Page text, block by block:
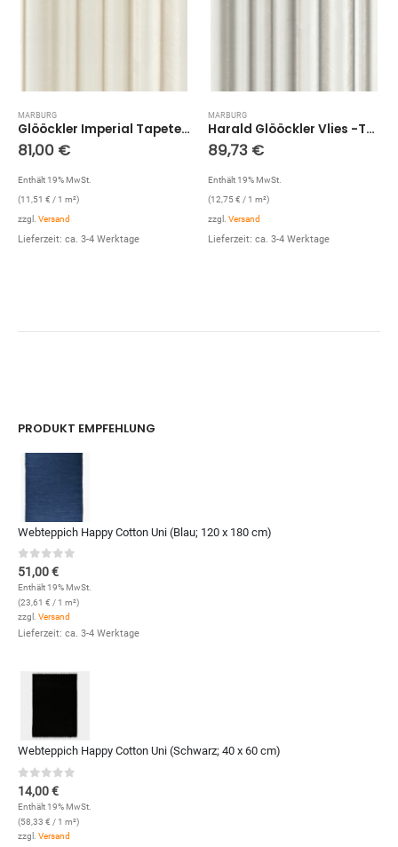
MARBURG
Glööckler Imperial Tapete 52529 – Moiré Vorhang (Perle)
81,00 €
Enthält 19% MwSt.
(11,51 € / 1 m²)
zzgl. Versand
Lieferzeit: ca. 3-4 Werktage
MARBURG
Harald Glööckler Vlies -Tapete 52525
89,73 €
Enthält 19% MwSt.
(12,75€ / 1 m²)
zzgl. Versand
Lieferzeit: ca. 3-4 Werktage
PRODUKT EMPFEHLUNG
Webteppich Happy Cotton Uni (Blau; 120 x 180 cm)
0out of 5
51,00€
Enthält 19% MwSt.
(23,61 € / 1 m²)
zzgl. Versand
Lieferzeit: ca. 3-4 Werktage
Webteppich Happy Cotton Uni (Schwarz; 40 x 60 cm)
0 out of 5
14,00€
Enthält 19% MwSt.
(58,33 € / 1 m²)
zzgl. Versand